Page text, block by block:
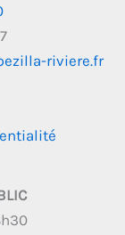
riviere.fr